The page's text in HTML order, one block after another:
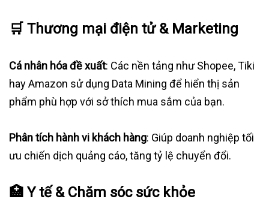
🛒 Thương mại điện tử & Marketing
Cá nhân hóa đề xuất: Các nền tảng như Shopee, Tiki
hay Amazon sử dụng Data Mining để hiển thị sản
phẩm phù hợp với sở thích mua sắm của bạn.
Phân tích hành vi khách hàng: Giúp doanh nghiệp tối
ưu chiến dịch quảng cáo, tăng tỷ lệ chuyển đổi.
🏥 Y tế & Chăm sóc sức khỏe